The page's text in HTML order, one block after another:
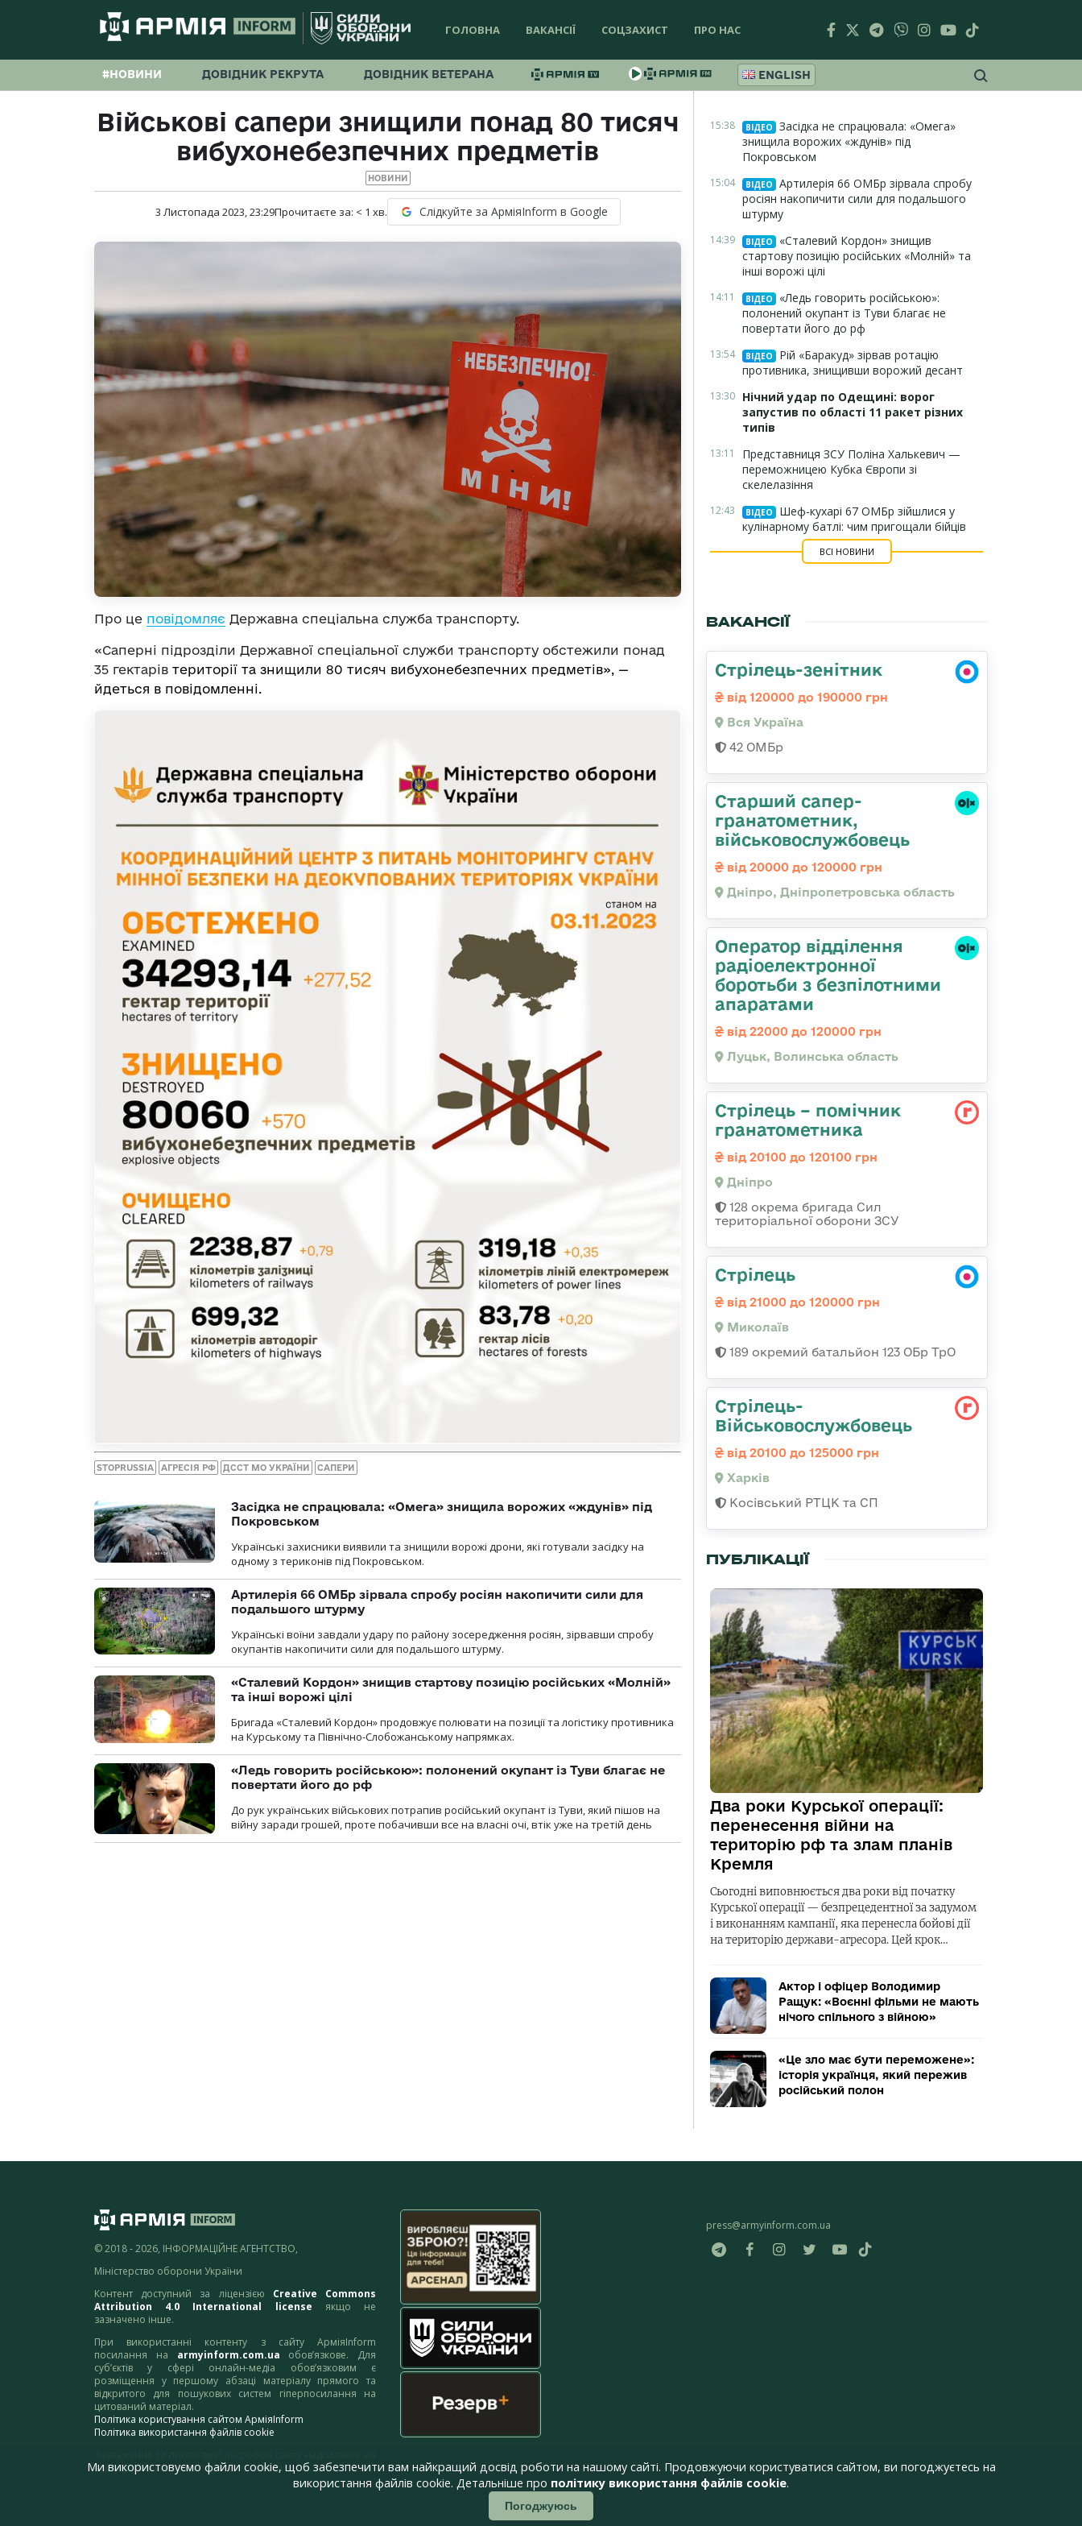
ГОЛОВНА ВАКАНСІЇ СОЦЗАХИСТ ПРО НАС
#НОВИНИ ДОВІДНИК РЕКРУТА ДОВІДНИК ВЕТЕРАНА ENGLISH
Військові сапери знищили понад 80 тисяч
вибухонебезпечних предметів
НОВИНИ
3 Листопада 2023, 23:29Прочитаєте за: < 1 хв. Слідкуйте за АрміяInform в Google
Про це повідомляє Державна спеціальна служба транспорту.
«Саперні підрозділи Державної спеціальної служби транспорту обстежили понад
35 гектарів території та знищили 80 тисяч вибухонебезпечних предметів», —
йдеться в повідомленні.
STOPRUSSIA АГРЕСІЯ РФ ДССТ МО УКРАЇНИ САПЕРИ
Засідка не спрацювала: «Омега» знищила ворожих «ждунів» під
Покровськом
Українські захисники виявили та знищили ворожі дрони, які готували засідку на
одному з териконів під Покровськом.
Артилерія 66 ОМБр зірвала спробу росіян накопичити сили для
подальшого штурму
Українські воїни завдали удару по району зосередження росіян, зірвавши спробу
окупантів накопичити сили для подальшого штурму.
«Сталевий Кордон» знищив стартову позицію російських «Молній»
та інші ворожі цілі
Бригада «Сталевий Кордон» продовжує полювати на позиції та логістику противника
на Курському та Північно-Слобожанському напрямках.
«Ледь говорить російською»: полонений окупант із Туви благає не
повертати його до рф
До рук українських військових потрапив російський окупант із Туви, який пішов на
війну заради грошей, проте побачивши все на власні очі, втік уже на третій день
15:38 ВІДЕО
Засідка не спрацювала: «Омега»
знищила ворожих «ждунів» під
Покровськом
15:04 ВІДЕО
Артилерія 66 ОМБр зірвала спробу
росіян накопичити сили для подальшого
штурму
14:39 ВІДЕО
«Сталевий Кордон» знищив
стартову позицію російських «Молній» та
інші ворожі цілі
14:11 ВІДЕО
«Ледь говорить російською»:
полонений окупант із Туви благає не
повертати його до рф
13:54 ВІДЕО
Рій «Баракуд» зірвав ротацію
противника, знищивши ворожий десант
13:30 Нічний удар по Одещині: ворог
запустив по області 11 ракет різних
типів
13:11
Представниця ЗСУ Поліна Халькевич —
переможницею Кубка Європи зі
скелелазіння
12:43 ВІДЕО
Шеф-кухарі 67 ОМБр зійшлися у
кулінарному батлі: чим пригощали бійців
ВСІ НОВИНИ
ВАКАНСІЇ
Стрілець-зенітник
від 120000 до 190000 грн
Вся Україна
42 ОМБр
Старший сапер-
гранатометник,
військовослужбовець
від 20000 до 120000 грн
Дніпро, Дніпропетровська область
Оператор відділення
радіоелектронної
боротьби з безпілотними
апаратами
від 22000 до 120000 грн
Луцьк, Волинська область
Стрілець – помічник
гранатометника
від 20100 до 120100 грн
Дніпро
128 окрема бригада Сил
територіальної оборони ЗСУ
Стрілець
від 21000 до 120000 грн
Миколаїв
189 окремий батальйон 123 ОБр ТрО
Стрілець-
Військовослужбовець
від 20100 до 125000 грн
Харків
Косівський РТЦК та СП
ПУБЛІКАЦІЇ
Два роки Курської операції:
перенесення війни на
територію рф та злам планів
Кремля
Сьогодні виповнюється два роки від початку
Курської операції — безпрецедентної за задумом
і виконанням кампанії, яка перенесла бойові дії
на територію держави-агресора. Цей крок…
Актор і офіцер Володимир
Ращук: «Воєнні фільми не мають
нічого спільного з війною»
«Це зло має бути переможене»:
історія українця, який пережив
російський полон
© 2018 - 2026, ІНФОРМАЦІЙНЕ АГЕНТСТВО,
Міністерство оборони України
Контент доступний за ліцензією Creative Commons
Attribution 4.0 International license якщо не
зазначено інше.
При використанні контенту з сайту АрміяInform
посилання на armyinform.com.ua обов’язкове. Для
суб’єктів у сфері онлайн-медіа обов’язковим є
розміщення у першому абзаці матеріалу прямого та
відкритого для пошукових систем гіперпосилання на
цитований матеріал.
Політика користування сайтом АрміяInform
Політика використання файлів cookie
адресу:webmaster@armyinform.com.ua
press@armyinform.com.ua
Ми використовуємо файли cookie, щоб забезпечити вам найкращий досвід роботи на нашому сайті. Продовжуючи користуватися сайтом, ви погоджуєтесь на
використання файлів cookie. Детальніше про політику використання файлів cookie.
Погоджуюсь